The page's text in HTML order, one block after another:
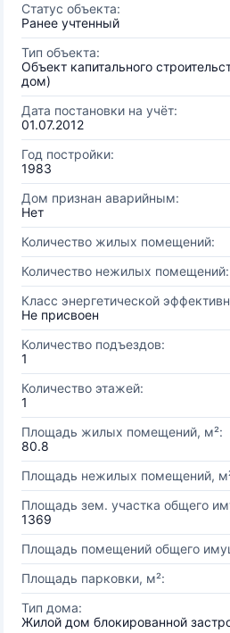
Статус объекта:
Ранее учтенный
Тип объекта:
Объект капитального
дом)
Дата постановки на учёт:
01.07.2012
Год постройки:
1983
Дом признан аварийным:
Нет
Количество жилых помещений:
Количество нежилых помещений:
Класс энергетической
Не присвоен
Количество подъездов:
1
Количество этажей:
1
Площадь жилых помещений, м²:
80.8
Площадь нежилых помещений,
Площадь зем. участка общего
1369
Площадь помещений общего
Площадь парковки, м²:
Тип дома:
Жилой дом блокированной